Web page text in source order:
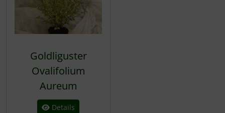
Goldliguster
Ovalifolium
Aureum
Details